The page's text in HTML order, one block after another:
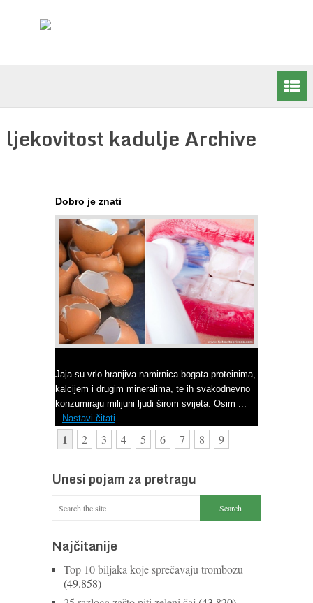
ljekovitost kadulje Archive
Dobro je znati
Jaja su vrlo hranjiva namirnica bogata proteinima,
kalcijem i drugim mineralima, te ih svakodnevno
konzumiraju milijuni ljudi širom svijeta. Osim ...
Nastavi čitati
1 2 3 4 5 6 7 8 9
Unesi pojam za pretragu
Najčitanije
Top 10 biljaka koje sprečavaju trombozu
(49.858)